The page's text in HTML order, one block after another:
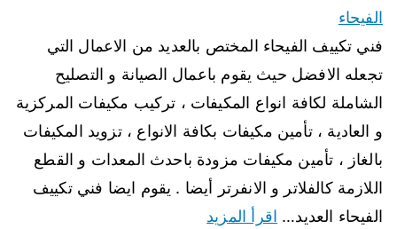
الفيحاء
فني تكييف الفيحاء المختص بالعديد من الاعمال التي
تجعله الافضل حيث يقوم باعمال الصيانة و التصليح
الشاملة لكافة انواع المكيفات ، تركيب مكيفات المركزية
و العادية ، تأمين مكيفات بكافة الانواع ، تزويد المكيفات
بالغاز ، تأمين مكيفات مزودة باحدث المعدات و القطع
اللازمة كالفلاتر و الانفرتر أيضا . يقوم ايضا فني تكييف
الفيحاء العديد… اقرأ المزيد